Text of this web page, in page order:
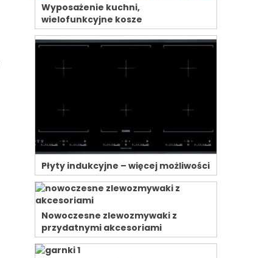
Wyposażenie kuchni,
wielofunkcyjne kosze
Płyty indukcyjne – więcej możliwości
Nowoczesne zlewozmywaki z
przydatnymi akcesoriami